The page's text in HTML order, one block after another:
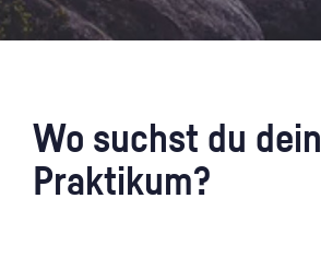
Wo suchst du dein
Praktikum?